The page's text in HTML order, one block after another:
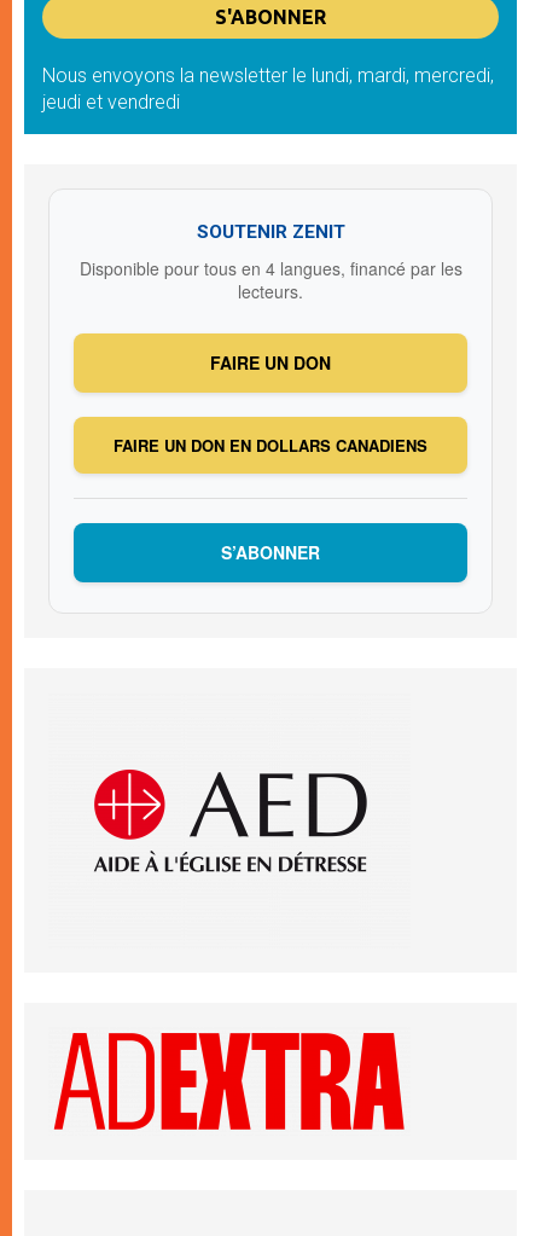
Nous envoyons la newsletter le lundi, mardi, mercredi,
jeudi et vendredi
SOUTENIR ZENIT
Disponible pour tous en 4 langues, financé par les
lecteurs.
FAIRE UN DON
FAIRE UN DON EN DOLLARS CANADIENS
S’ABONNER